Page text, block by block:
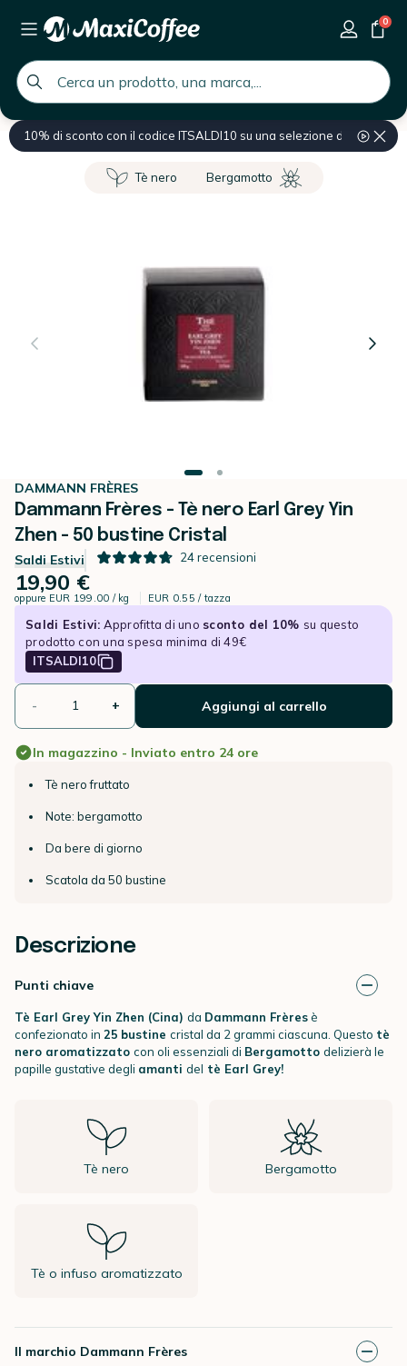
global.search.placeholder
0
10% di sconto con il codice ITSALDI10 su una selezione di prodotti
Home Prodotti professionali Ingrosso Tè e Tisane
Tè nero Bergamotto
DAMMANN FRÈRES
Dammann Frères - Tè nero Earl Grey Yin
Zhen - 50 bustine Cristal
Saldi Estivi 24recensioni
19,90 €
oppure EUR 199.00 / kg EUR 0.55 / tazza
Saldi Estivi: Approfitta di uno sconto del 10% su questo
prodotto con una spesa minima di 49€
ITSALDI10
- + Aggiungi al carrello
In magazzino - Inviato entro 24 ore
Tè nero fruttato
Note: bergamotto
Da bere di giorno
Scatola da 50 bustine
Descrizione
Punti chiave
Tè Earl Grey Yin Zhen (Cina) da Dammann Frèresè
confezionato in 25 bustine cristal da 2 grammi ciascuna. Questo tè
nero aromatizzato con oli essenziali di Bergamotto delizierà le
papille gustative degli amanti del tè Earl Grey!
Tè nero Bergamotto
Tè o infuso aromatizzato
Il marchio Dammann Frères